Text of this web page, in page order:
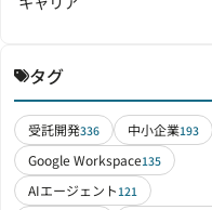
タグ
受託開発336 中小企業193
Google Workspace135
AIエージェント 121